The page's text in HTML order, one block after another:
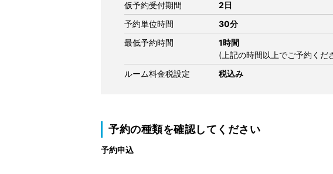
仮予約受付期間
2日
予約単位時間
30分
最低予約時間
1時間
(上記の時間以上でご予約くだ
ルーム料金税設定
税込み
予約の種類を確認してください
予約申込